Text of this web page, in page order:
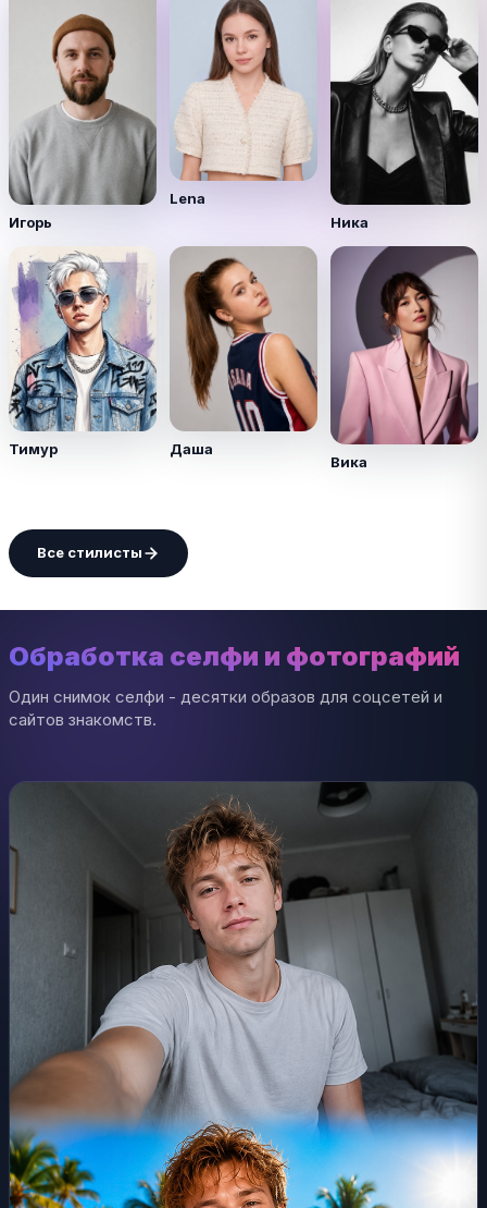
Игорь
Lena
Ника
Тимур Даша
Вика
Все стилисты
Обработка селфи и фотографий
Один снимок селфи - десятки образов для соцсетей и
сайтов знакомств.